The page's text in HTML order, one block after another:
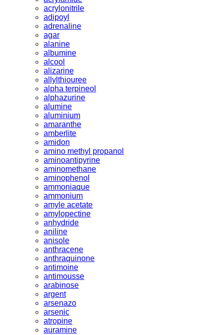
acrylonitrile
adipoyl
adrenaline
agar
alanine
albumine
alcool
alizarine
allylthiouree
alpha terpineol
alphazurine
alumine
aluminium
amaranthe
amberlite
amidon
amino methyl propanol
aminoantipyrine
aminomethane
aminophenol
ammoniaque
ammonium
amyle acetate
amylopectine
anhydride
aniline
anisole
anthracene
anthraquinone
antimoine
antimousse
arabinose
argent
arsenazo
arsenic
atropine
auramine